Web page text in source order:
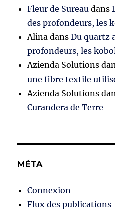
Fleur de Sureau dans
des profondeurs, les
Alina dansDu quartz
profondeurs, les
Azienda Solutions
une fibre textile
Azienda Solutions
Curandera de Terre
MÉTA
Connexion
Flux des publications